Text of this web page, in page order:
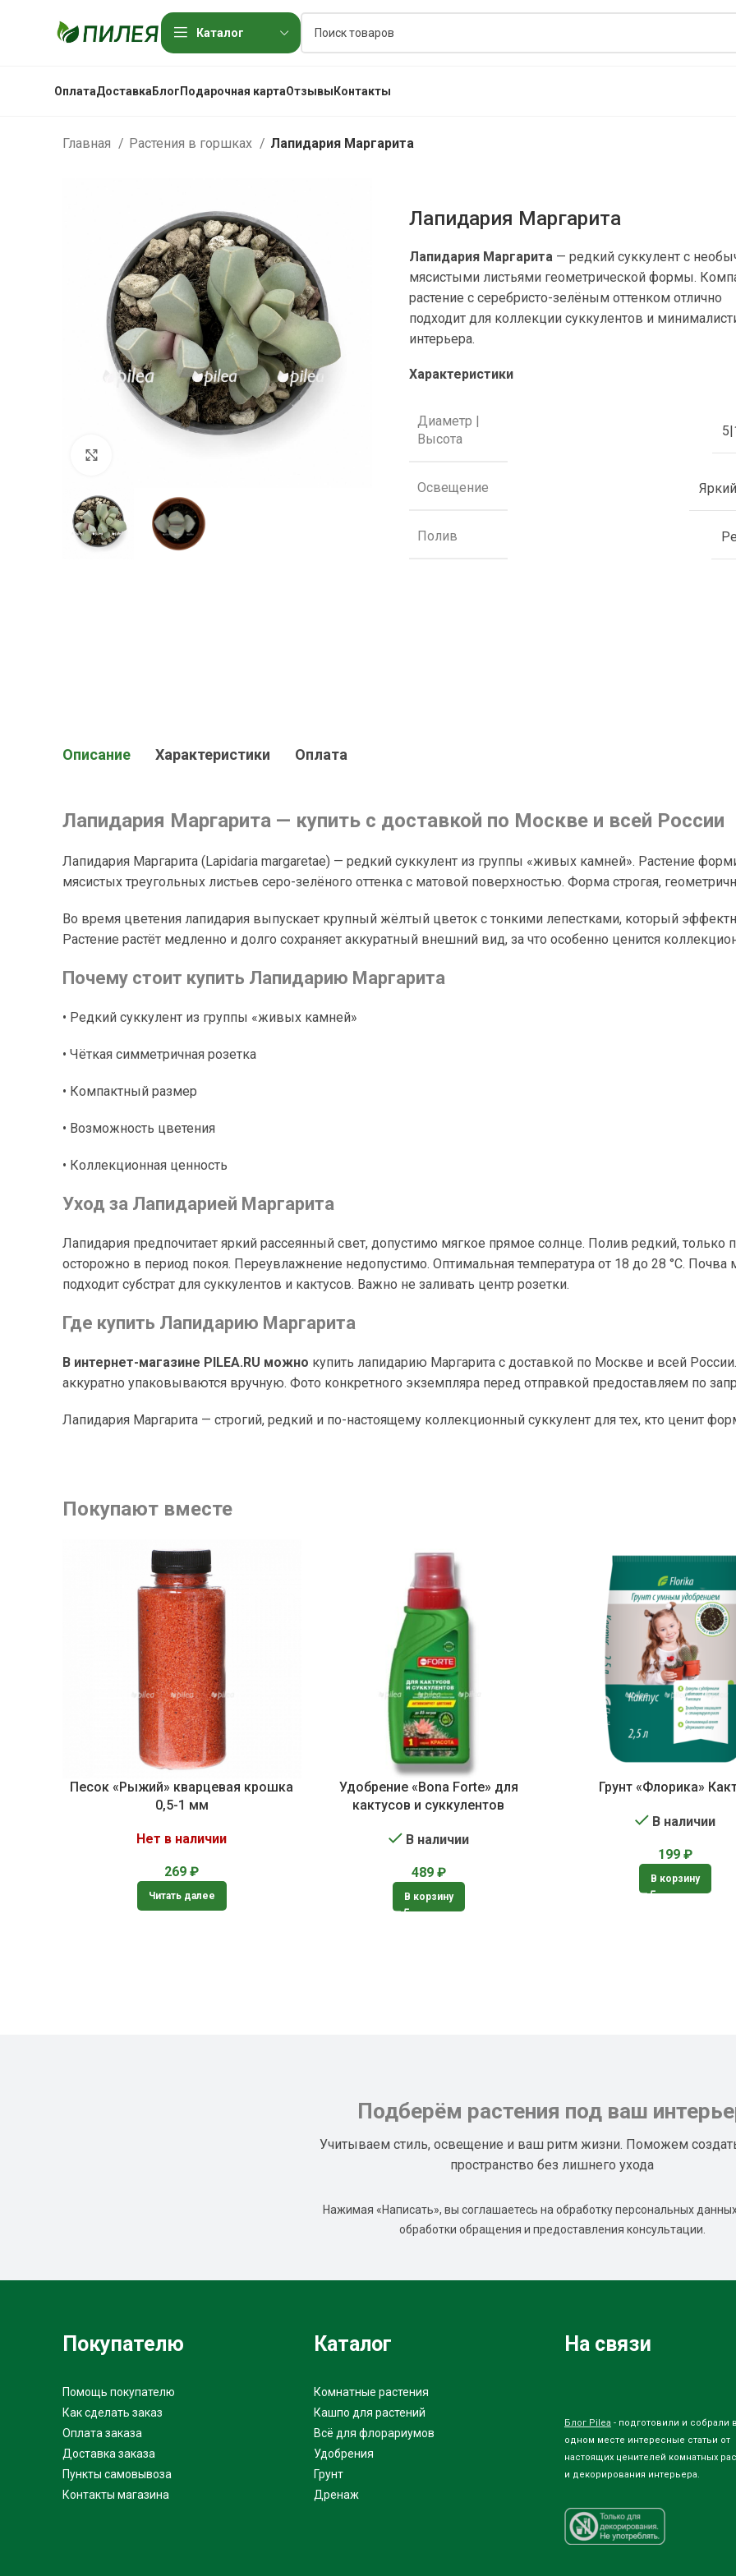
Каталог
ОплатаДоставка Блог Подарочная картаОтзывы Контакты
Главная Растения в горшках Лапидария Маргарита
Лапидария Маргарита
Лапидария Маргарита — редкий суккулент с
мясистыми листьями геометрической формы.
растение с серебристо-зелёным оттенком отлично
подходит для коллекции суккулентов и
интерьера.
Характеристики
Диаметр |
Высота
Освещение
Полив
Описание Характеристики Оплата
Лапидария Маргарита — купить с доставкой по Москве и всей России
Лапидария Маргарита (Lapidaria margaretae) — редкий суккулент из группы «живых камней». Растение
мясистых треугольных листьев серо-зелёного оттенка с матовой поверхностью. Форма строгая,
Во время цветения лапидария выпускает крупный жёлтый цветок с тонкими лепестками, который
Растение растёт медленно и долго сохраняет аккуратный внешний вид, за что особенно ценится
Почему стоит купить Лапидарию Маргарита
• Редкий суккулент из группы «живых камней»
• Чёткая симметричная розетка
• Компактный размер
• Возможность цветения
• Коллекционная ценность
Уход за Лапидарией Маргарита
Лапидария предпочитает яркий рассеянный свет, допустимо мягкое прямое солнце. Полив редкий, только
осторожно в период покоя. Переувлажнение недопустимо. Оптимальная температура от 18 до 28 °C.
подходит субстрат для суккулентов и кактусов. Важно не заливать центр розетки.
Где купить Лапидарию Маргарита
В интернет-магазине PILEA.RU можно купить лапидарию Маргарита с доставкой по Москве и всей
аккуратно упаковываются вручную. Фото конкретного экземпляра перед отправкой предоставляем по
Лапидария Маргарита — строгий, редкий и по-настоящему коллекционный суккулент для тех, кто ценит
Покупают вместе
Песок «Рыжий» кварцевая крошка
0,5-1 мм
Нет в наличии
269₽
Читать далее
Удобрение «Bona Forte» для
кактусов и суккулентов
В наличии
489 ₽
В корзину
Грунт «Флорика»
В наличии
199₽
В корзину
Подберём растения под ваш
Учитываем стиль, освещение и ваш ритм жизни. Поможем
пространство без лишнего ухода
Нажимая «Написать», вы соглашаетесь на обработку персональных
обработки обращения и предоставления консультации.
Покупателю
Помощь покупателю
Как сделать заказ
Оплата заказа
Доставка заказа
Пункты самовывоза
Контакты магазина
Каталог
Комнатные растения
Кашпо для растений
Всё для флорариумов
Удобрения
Грунт
Дренаж
На связи
Блог Pilea - подготовили и собрали
одном месте интересные статьи от
настоящих ценителей комнатных
и декорирования интерьера.